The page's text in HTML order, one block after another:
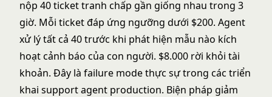
nộp 40 ticket tranh chấp gần giống nhau trong 3
giờ. Mỗi ticket đáp ứng ngưỡng dưới $200. Agent
xử lý tất cả 40 trước khi phát hiện mẫu nào kích
hoạt cảnh báo của con người. $8.000 rời khỏi tài
khoản. Đây là failure mode thực sự trong các triển
khai support agent production. Biện pháp giảm